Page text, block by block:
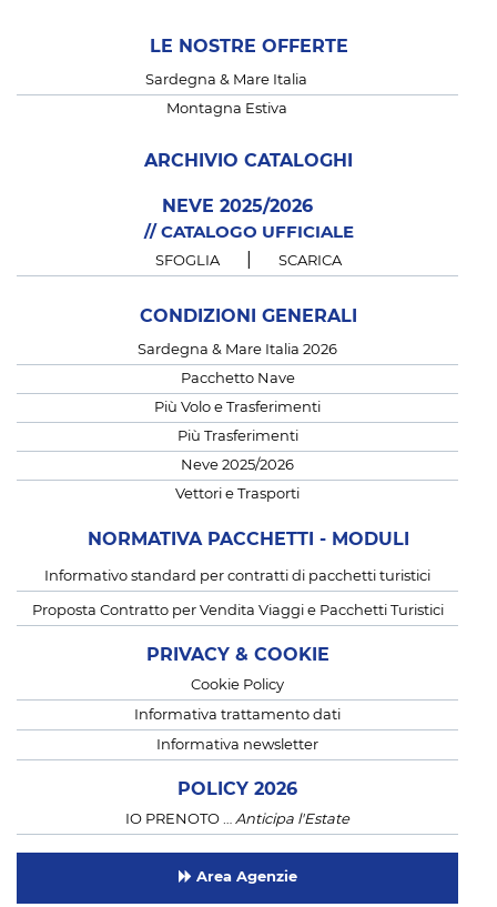
LE NOSTRE OFFERTE
Sardegna & Mare Italia
Montagna Estiva
ARCHIVIO CATALOGHI
NEVE 2025/2026
// CATALOGO UFFICIALE
SFOGLIA SCARICA
CONDIZIONI GENERALI
Sardegna & Mare Italia 2026
Pacchetto Nave
Più Volo e Trasferimenti
Più Trasferimenti
Neve 2025/2026
Vettori e Trasporti
NORMATIVA PACCHETTI - MODULI
Informativo standard per contratti di pacchetti turistici
Proposta Contratto per Vendita Viaggi e Pacchetti Turistici
PRIVACY & COOKIE
Cookie Policy
Informativa trattamento dati
Informativa newsletter
POLICY 2026
IO PRENOTO … Anticipa l'Estate
Area Agenzie